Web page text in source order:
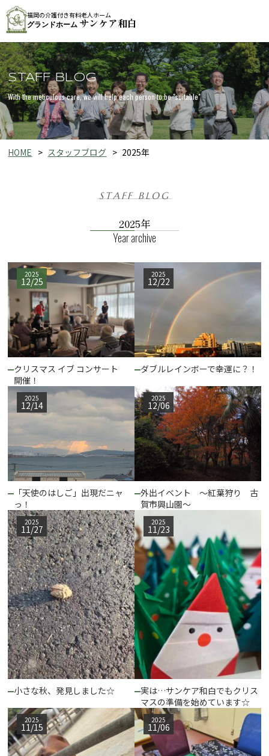
福岡の介護付き有料老人ホーム
グランドホーム サンケア和白
STAFF BLOG
With the meticulous care, we will help each person to be "suitable"
HOME スタッフブログ 2025年
STAFF BLOG
2025年
2025
12/25
クリスマス イブ コンサート
開催！
2025
12/22
ダブルレインボーで幸運に？！
2025
12/14
「天使のはしご」出現だニャ
っ！
2025
12/06
外出イベント ～紅葉狩り 古
賀市興山園～
2025
11/27
小さな秋、発見しました☆
2025
11/23
実は…サンケア和白でもクリス
マスの準備を始めています☆
2025
11/15
2025
11/06